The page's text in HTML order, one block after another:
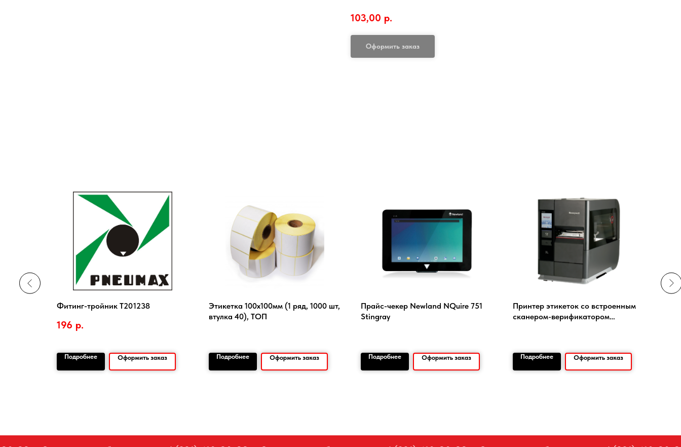
103,00 р.
Оформить заказ
Фитинг-тройник Т201238
196 р.
Подробнее Оформить заказ
Этикетка 100х100мм (1 ряд, 1000 шт,
втулка 40), ТОП
Подробнее Оформить заказ
Прайс-чекер Newland NQuire 751
Stingray
Подробнее Оформить заказ
Принтер этикеток со встроенным
сканером-верификатором
Подробнее Оформить заказ